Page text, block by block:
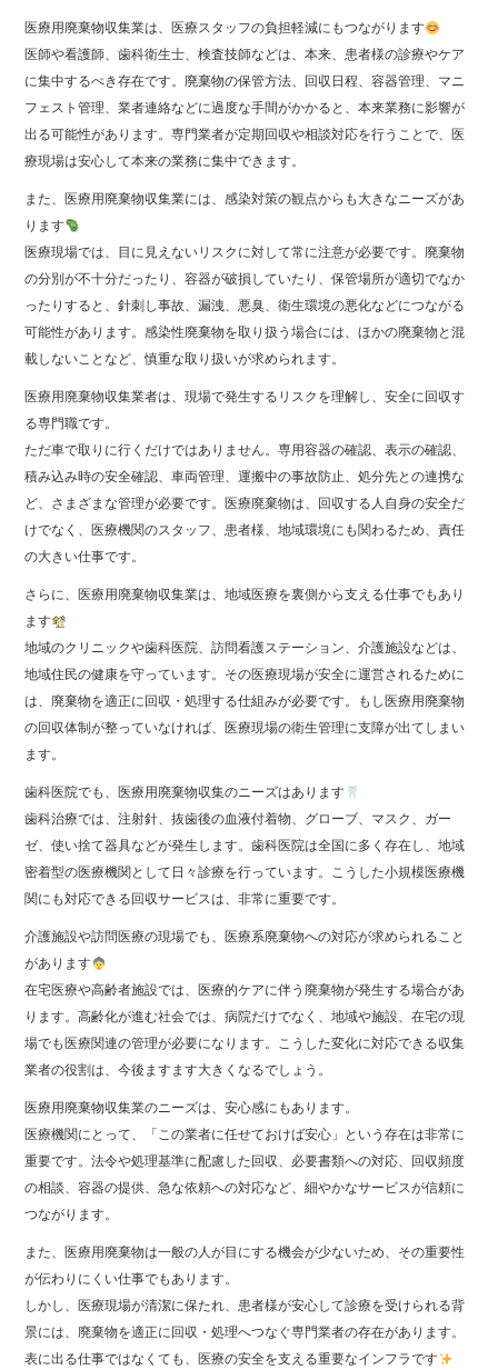
医療用廃棄物収集業は、医療スタッフの負担軽減にもつながります
医師や看護師、歯科衛生士、検査技師などは、本来、患者様の診療やケア
に集中するべき存在です。廃棄物の保管方法、回収日程、容器管理、マニ
フェスト管理、業者連絡などに過度な手間がかかると、本来業務に影響が
出る可能性があります。専門業者が定期回収や相談対応を行うことで、医
療現場は安心して本来の業務に集中できます。
また、医療用廃棄物収集業には、感染対策の観点からも大きなニーズがあ
ります
医療現場では、目に見えないリスクに対して常に注意が必要です。廃棄物
の分別が不十分だったり、容器が破損していたり、保管場所が適切でなか
ったりすると、針刺し事故、漏洩、悪臭、衛生環境の悪化などにつながる
可能性があります。感染性廃棄物を取り扱う場合には、ほかの廃棄物と混
載しないことなど、慎重な取り扱いが求められます。
医療用廃棄物収集業者は、現場で発生するリスクを理解し、安全に回収す
る専門職です。
ただ車で取りに行くだけではありません。専用容器の確認、表示の確認、
積み込み時の安全確認、車両管理、運搬中の事故防止、処分先との連携な
ど、さまざまな管理が必要です。医療廃棄物は、回収する人自身の安全だ
けでなく、医療機関のスタッフ、患者様、地域環境にも関わるため、責任
の大きい仕事です。
さらに、医療用廃棄物収集業は、地域医療を裏側から支える仕事でもあり
ます
地域のクリニックや歯科医院、訪問看護ステーション、介護施設などは、
地域住民の健康を守っています。その医療現場が安全に運営されるために
は、廃棄物を適正に回収・処理する仕組みが必要です。もし医療用廃棄物
の回収体制が整っていなければ、医療現場の衛生管理に支障が出てしまい
ます。
歯科医院でも、医療用廃棄物収集のニーズはあります
歯科治療では、注射針、抜歯後の血液付着物、グローブ、マスク、ガー
ゼ、使い捨て器具などが発生します。歯科医院は全国に多く存在し、地域
密着型の医療機関として日々診療を行っています。こうした小規模医療機
関にも対応できる回収サービスは、非常に重要です。
介護施設や訪問医療の現場でも、医療系廃棄物への対応が求められること
があります
在宅医療や高齢者施設では、医療的ケアに伴う廃棄物が発生する場合があ
ります。高齢化が進む社会では、病院だけでなく、地域や施設、在宅の現
場でも医療関連の管理が必要になります。こうした変化に対応できる収集
業者の役割は、今後ますます大きくなるでしょう。
医療用廃棄物収集業のニーズは、安心感にもあります。
医療機関にとって、「この業者に任せておけば安心」という存在は非常に
重要です。法令や処理基準に配慮した回収、必要書類への対応、回収頻度
の相談、容器の提供、急な依頼への対応など、細やかなサービスが信頼に
つながります。
また、医療用廃棄物は一般の人が目にする機会が少ないため、その重要性
が伝わりにくい仕事でもあります。
しかし、医療現場が清潔に保たれ、患者様が安心して診療を受けられる背
景には、廃棄物を適正に回収・処理へつなぐ専門業者の存在があります。
表に出る仕事ではなくても、医療の安全を支える重要なインフラです